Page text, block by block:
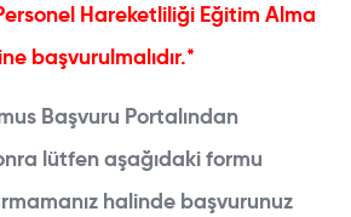
Hareketliliği Eğitim Alma
başvurulmalıdır.*
Başvuru Portalından
lütfen aşağıdaki formu
halinde başvurunuz